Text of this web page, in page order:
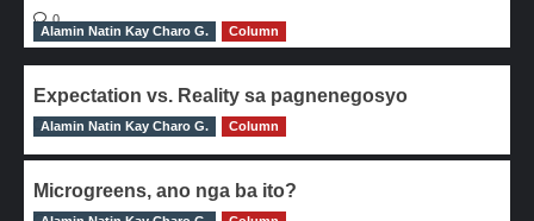
0
Alamin Natin Kay Charo G.
Column
Expectation vs. Reality sa pagnenegosyo
0
Alamin Natin Kay Charo G. Column
Microgreens, ano nga ba ito?